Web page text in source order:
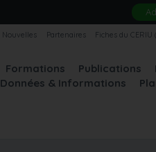
Nouvelles Partenaires Fiches du CERIU
Formations Publications
Données & Informations